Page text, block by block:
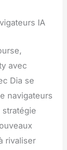
IA
avec
Dia se
navigateurs
stratégie
rivaliser